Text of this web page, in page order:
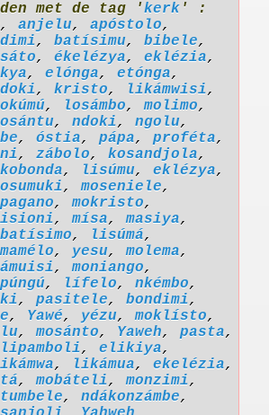
met de tag 'kerk ' :
, anjelu, apóstolo,
, batísimu, bibele,
, ékelézya, eklézia,
, elónga, etónga,
, kristo, likámwisi,
, losámbo,molimo,
, ndoki, ngolu,
, óstia, pápa, proféta,
, zábolo, kosandjola,
kobonda, lisúmu, eklézya,
,moseniele,
,mokristo,
,mísa,masiya,
batísimo, lisúmá,
mamélo, yesu,molema,
,moniango,
, lífelo, nkémbo,
, pasitele, bondimi,
, Yawé, yézu,moklísto,
,mosánto, Yaweh, pasta,
lipamboli, elikiya,
, likámua, ekelézia,
,mobáteli,monzimi,
, ndákonzámbe,